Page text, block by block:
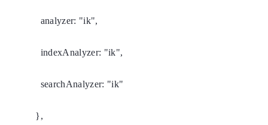
analyzer: "ik",
indexAnalyzer: "ik",
searchAnalyzer: "ik"
},